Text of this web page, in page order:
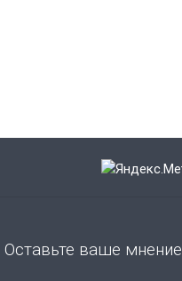
Оставьте ваше мнение